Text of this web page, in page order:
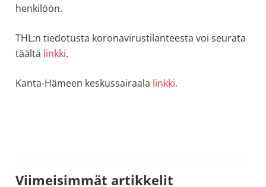
henkilöön.
THL:n tiedotusta koronavirustilanteesta voi seurata
täältä linkki.
Kanta-Hämeen keskussairaala linkki.
Ensisijainen
Viimeisimmät artikkelit